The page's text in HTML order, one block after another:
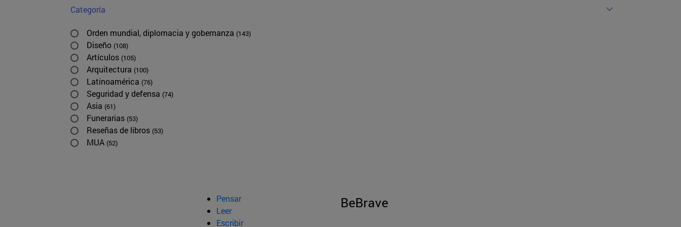
Categoría
Orden mundial, diplomacia y gobernanza (143)
Diseño (108)
Artículos (105)
Arquitectura (100)
Latinoamérica (76)
Seguridad y defensa (74)
Asia (61)
Funerarias (53)
Reseñas de libros (53)
MUA (52)
Pensar
Leer
Escribir
BeBrave